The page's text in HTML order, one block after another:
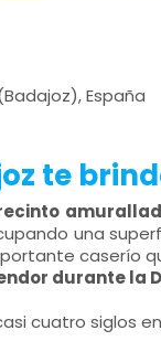
España
te
una
caserío
durante la
cuatro siglos